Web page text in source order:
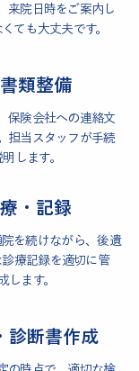
来院日時をご案内し
ても大丈夫です。
類整備
保険会社への連絡文
担当スタッフが手続
します。
・記録
を続けながら、後遺
療記録を適切に管
します。
診断書作成